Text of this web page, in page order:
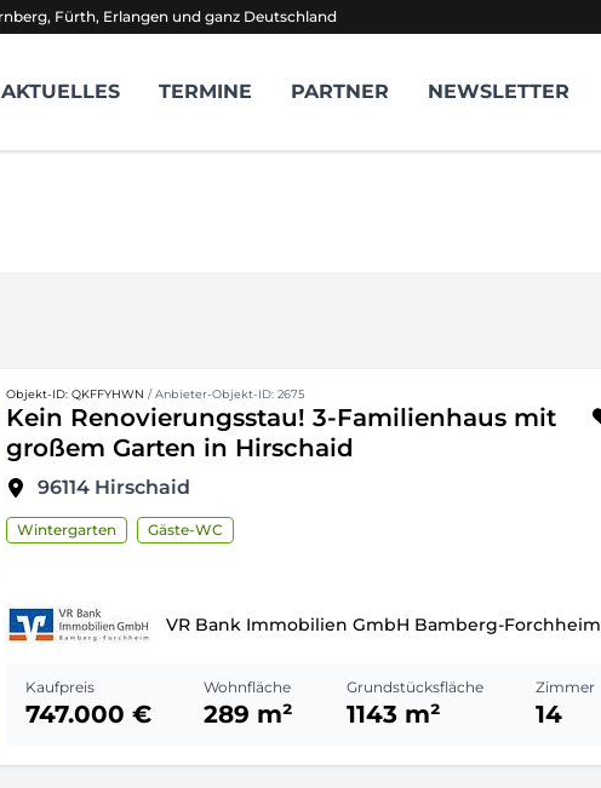
Fürth, Erlangen und ganz Deutschland
AKTUELLES TERMINE PARTNER NEWSLETTER
Objekt-ID: QKFFYHWN / Anbieter-Objekt-ID: 2675
Kein Renovierungsstau! 3-Familienhaus mit
großem Garten in Hirschaid
96114 Hirschaid
Wintergarten Gäste-WC
VR Bank Immobilien GmbH Bamberg-Forchheim
Kaufpreis
747.000 €
Wohnfläche
289 m²
Grundstücksfläche
1143 m²
Zimmer
14